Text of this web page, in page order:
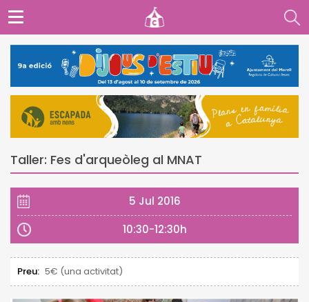
Taller: Fes d'arqueòleg al MNAT
5 Jul 2016
10:30-12:30h
Preu: 5€ (una activitat)